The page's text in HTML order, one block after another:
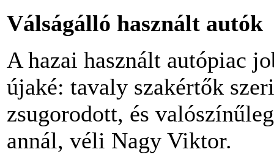
Válságálló használt autók
A hazai használt autópiac
újaké: tavaly szakértők
zsugorodott, és
annál, véli Nagy Viktor.